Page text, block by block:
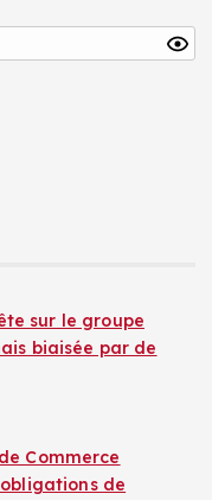
sur le groupe
biaisée par de
Commerce
de